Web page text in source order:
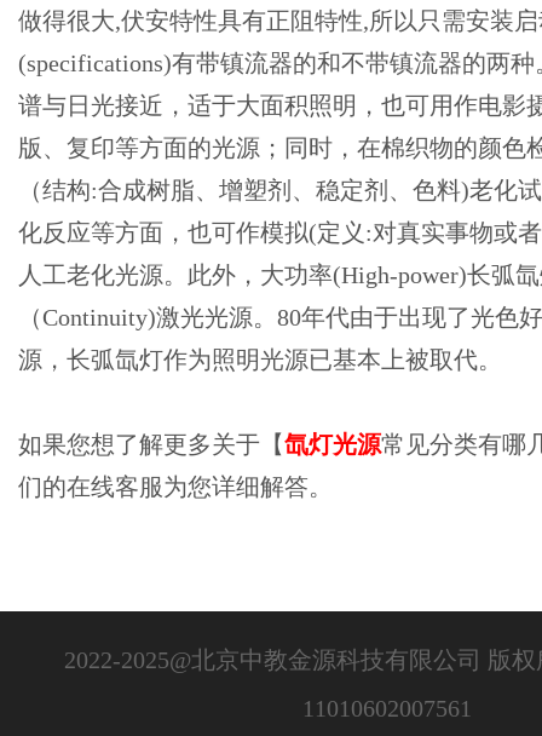
做得很大,伏安特性具有正阻特性,所以只需安装
(specifications)有带镇流器的和不带镇流器的两
谱与日光接近，适于大面积照明，也可用作电影
版、复印等方面的光源；同时，在棉织物的颜色
（结构:合成树脂、增塑剂、稳定剂、色料)老化
化反应等方面，也可作模拟(定义:对真实事物或
人工老化光源。此外，大功率(High-power)长弧
（Continuity)激光光源。80年代由于出现了光色
源，长弧氙灯作为照明光源已基本上被取代。
如果您想了解更多关于【氙灯光源常见分类有哪
们的在线客服为您详细解答。
2022-2025@北京中教金源科技有限公司 版
11010602007561